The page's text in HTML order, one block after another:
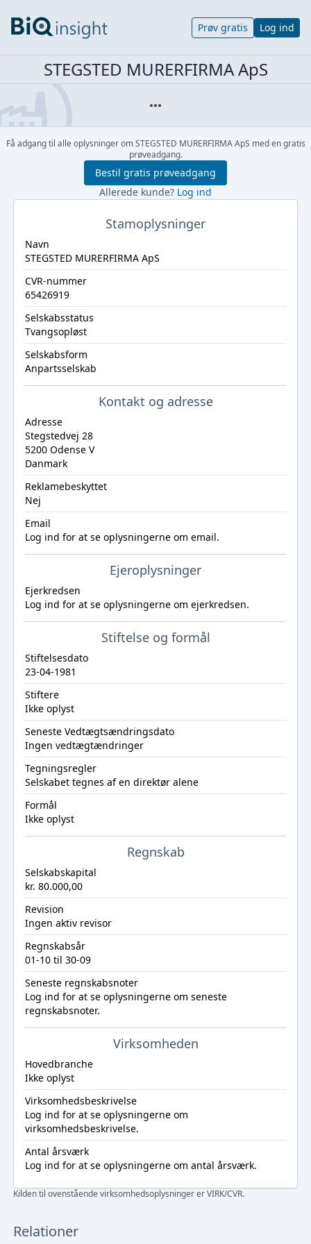
Prøv gratis Log ind
STEGSTED MURERFIRMA ApS
Få adgang til alle oplysninger om STEGSTED MURERFIRMA ApS med en gratis
prøveadgang.
Bestil gratis prøveadgang
Allerede kunde? Log ind
Stamoplysninger
Navn
STEGSTED MURERFIRMA ApS
CVR-nummer
65426919
Selskabsstatus
Tvangsopløst
Selskabsform
Anpartsselskab
Kontakt og adresse
Adresse
Stegstedvej 28
5200 Odense V
Danmark
Reklamebeskyttet
Nej
Email
Log ind for at se oplysningerne om email.
Ejeroplysninger
Ejerkredsen
Log ind for at se oplysningerne om ejerkredsen.
Stiftelse og formål
Stiftelsesdato
23-04-1981
Stiftere
Ikke oplyst
Seneste Vedtægtsændringsdato
Ingen vedtægtændringer
Tegningsregler
Selskabet tegnes af en direktør alene
Formål
Ikke oplyst
Regnskab
Selskabskapital
kr. 80.000,00
Revision
Ingen aktiv revisor
Regnskabsår
01-10 til 30-09
Seneste regnskabsnoter
Log ind for at se oplysningerne om seneste
regnskabsnoter.
Virksomheden
Hovedbranche
Ikke oplyst
Virksomhedsbeskrivelse
Log ind for at se oplysningerne om
virksomhedsbeskrivelse.
Antal årsværk
Log ind for at se oplysningerne om antal årsværk.
Kilden til ovenstående virksomhedsoplysninger er VIRK/CVR.
Relationer